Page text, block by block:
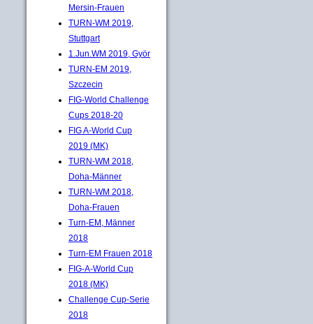
Mersin-Frauen
TURN-WM 2019,
Stuttgart
1.Jun.WM 2019, Györ
TURN-EM 2019,
Szczecin
FIG-World Challenge
Cups 2018-20
FIG A-World Cup
2019 (MK)
TURN-WM 2018,
Doha-Männer
TURN-WM 2018,
Doha-Frauen
Turn-EM, Männer
2018
Turn-EM Frauen 2018
FIG-A-World Cup
2018 (MK)
Challenge Cup-Serie
2018